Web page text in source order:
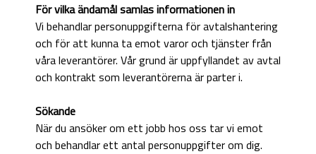
För vilka ändamål samlas informationen in
Vi behandlar personuppgifterna för avtalshantering
och för att kunna ta emot varor och tjänster från
våra leverantörer. Vår grund är uppfyllandet av avtal
och kontrakt som leverantörerna är parter i.
Sökande
När du ansöker om ett jobb hos oss tar vi emot
och behandlar ett antal personuppgifter om dig.